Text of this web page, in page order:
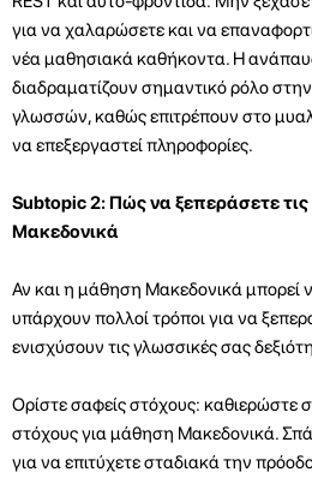
για να χαλαρώσετε και να
νέα μαθησιακά καθήκοντα. Η
διαδραματίζουν σημαντικό ρόλο
γλωσσών, καθώς επιτρέπουν στο
να επεξεργαστεί πληροφορίες.
Subtopic 2: Πώς να ξεπεράσετε
Μακεδονικά
Αν και η μάθηση Μακεδονικά μπορεί
υπάρχουν πολλοί τρόποι για να
ενισχύσουν τις γλωσσικές σας
Ορίστε σαφείς στόχους: καθιερώστε
στόχους για μάθηση Μακεδονικά.
για να επιτύχετε σταδιακά την